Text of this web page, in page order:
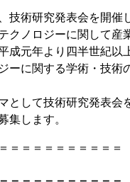
術研究発表会を開催
クノロジーに関して
元年より四半世紀以
ーに関する学術・技
して技術研究発表会
集します。
＝＝＝＝＝＝＝＝＝＝